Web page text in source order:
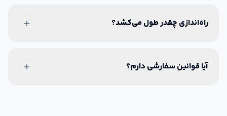
راه‌اندازی چقدر طول می‌کشد؟
آیا قوانین سفارشی دارم؟